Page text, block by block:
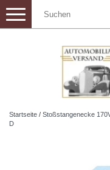
Toggle
navigation
Startseite / Stoßstangenecke
D